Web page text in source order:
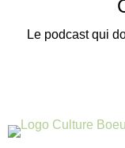
Le podcast qui